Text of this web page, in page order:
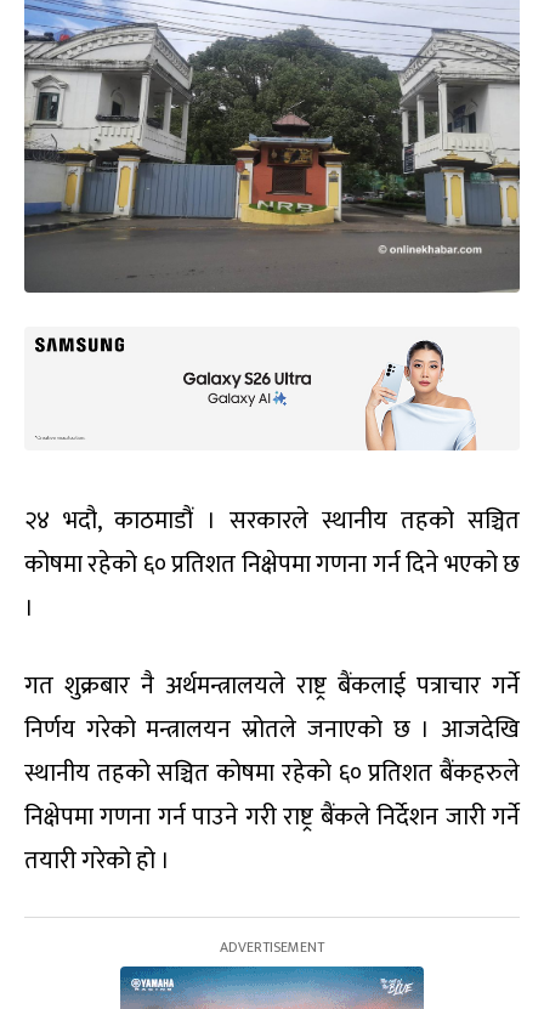
२४ भदौ, काठमाडौं । सरकारले स्थानीय तहको सञ्चित
कोषमा रहेको ६० प्रतिशत निक्षेपमा गणना गर्न दिने भएको छ
।
गत शुक्रबार नै अर्थमन्त्रालयले राष्ट्र बैंकलाई पत्राचार गर्ने
निर्णय गरेको मन्त्रालयन स्रोतले जनाएको छ । आजदेखि
स्थानीय तहको सञ्चित कोषमा रहेको ६० प्रतिशत बैंकहरुले
निक्षेपमा गणना गर्न पाउने गरी राष्ट्र बैंकले निर्देशन जारी गर्ने
तयारी गरेको हो ।